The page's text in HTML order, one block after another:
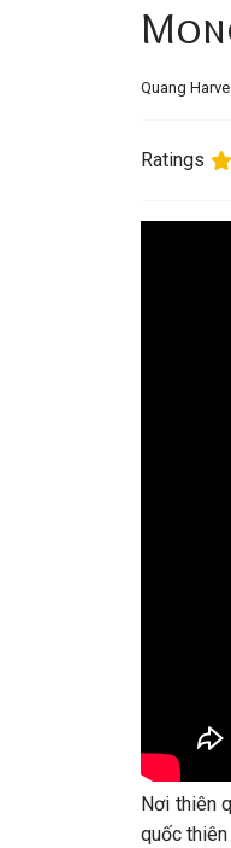
Quang
Ratings
Nơi thiên
quốc